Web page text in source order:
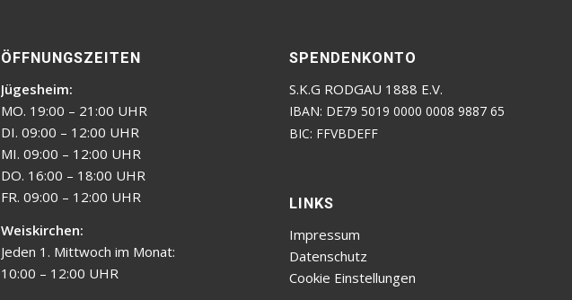
ÖFFNUNGSZEITEN
Jügesheim:
MO. 19:00 – 21:00 UHR
DI. 09:00 – 12:00 UHR
MI. 09:00 – 12:00 UHR
DO. 16:00 – 18:00 UHR
FR. 09:00 – 12:00 UHR
Weiskirchen:
Jeden 1. Mittwoch im Monat:
10:00 – 12:00 UHR
SPENDENKONTO
S.K.G RODGAU 1888 E.V.
IBAN: DE79 5019 0000 0008 9887 65
BIC: FFVBDEFF
LINKS
Impressum
Datenschutz
Cookie Einstellungen